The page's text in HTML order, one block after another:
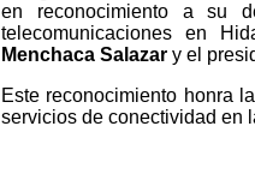
en reconocimiento a su
telecomunicaciones en
Menchaca Salazar y el
Este reconocimiento honra
servicios de conectividad en